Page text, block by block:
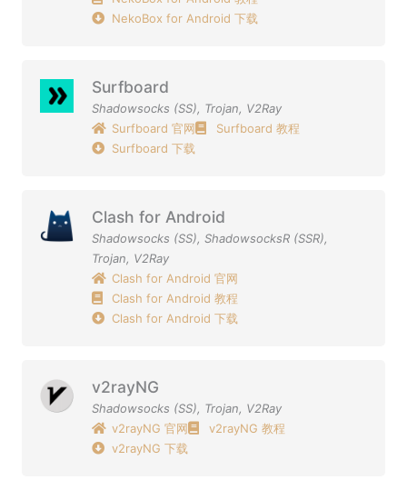
NekoBox for Android 下载
Surfboard
Shadowsocks (SS), Trojan, V2Ray
Surfboard 官网
Surfboard 教程
Surfboard 下载
Clash for Android
Shadowsocks (SS), ShadowsocksR (SSR),
Trojan, V2Ray
Clash for Android 官网
Clash for Android 教程
Clash for Android 下载
v2rayNG
Shadowsocks (SS), Trojan, V2Ray
v2rayNG 官网
v2rayNG 教程
v2rayNG 下载